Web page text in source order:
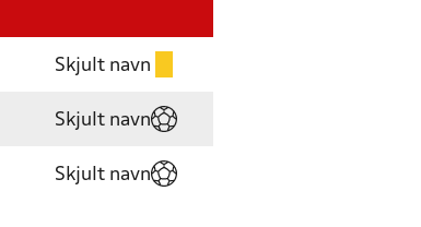
Skjult navn
Skjult navn
Skjult navn